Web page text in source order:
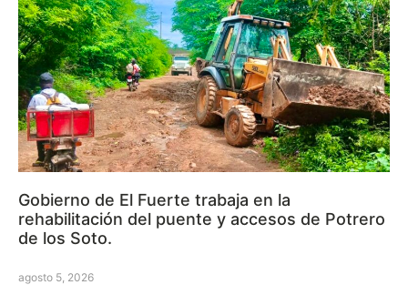
Gobierno de El Fuerte trabaja en la
rehabilitación del puente y accesos de Potrero
de los Soto.
agosto 5, 2026